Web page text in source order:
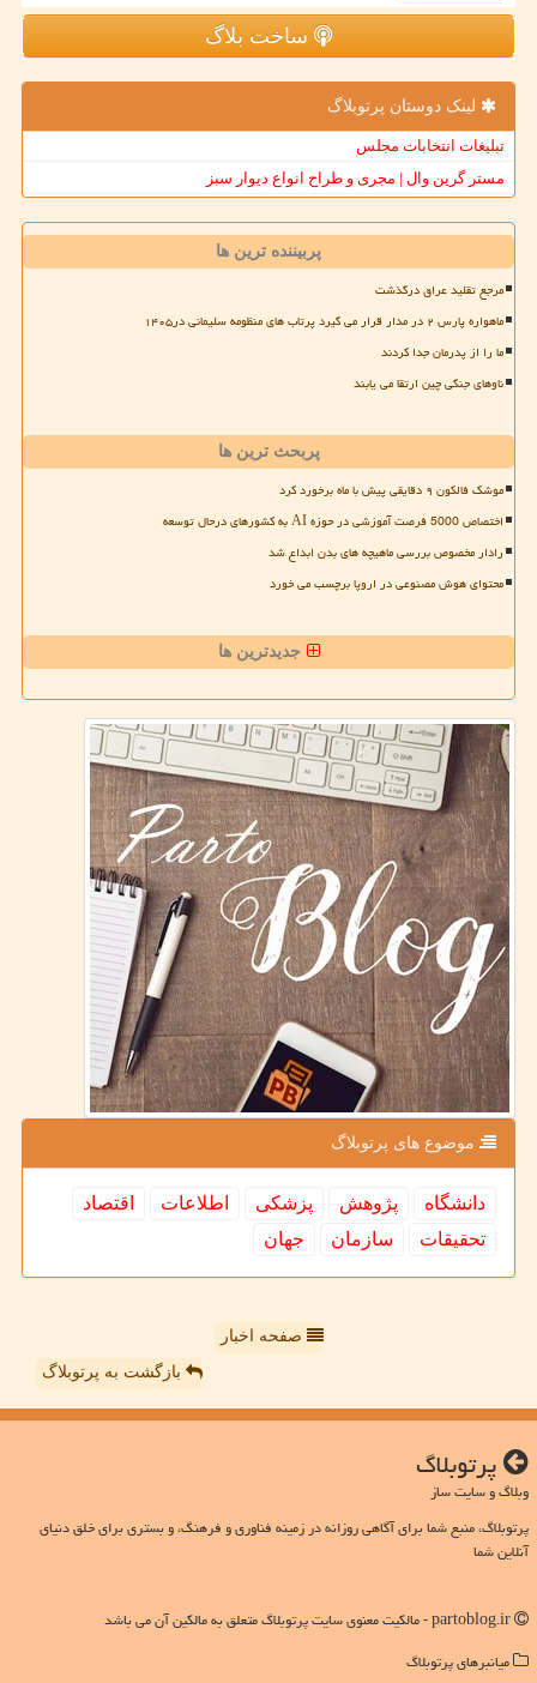
ساخت بلاگ
لینک دوستان پرتوبلاگ
تبلیغات انتخابات مجلس
مستر گرین وال | مجری و طراح انواع دیوار سبز
پربیننده ترین ها
مرجع تقلید عراق درگذشت
ماهواره پارس ۲ در مدار قرار می گیرد پرتاب های منظومه سلیمانی در۱۴۰۵
ما را از پدرمان جدا کردند
ناوهای جنگی چین ارتقا می یابند
پربحث ترین ها
موشک فالکون ۹ دقایقی پیش با ماه برخورد کرد
اختصاص 5000 فرصت آموزشی در حوزه AI به کشورهای درحال توسعه
رادار مخصوص بررسی ماهیچه های بدن ابداع شد
محتوای هوش مصنوعی در اروپا برچسب می خورد
جدیدترین ها
موضوع های پرتوبلاگ
دانشگاه پژوهش پزشكی اطلاعات
اقتصاد
تحقیقات
سازمان جهان
صفحه اخبار
بازگشت به پرتوبلاگ
پرتوبلاگ
وبلاگ و سایت ساز
پرتوبلاگ، منبع شما برای آگاهی روزانه در زمینه فناوری و فرهنگ، و بستری برای خلق دنیای
آنلاین شما
میانبرهای پرتوبلاگ